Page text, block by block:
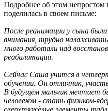
Подробнее об этом непростом
поделилась в своем письме:
После реанимации у сына
внимания, трудно
много работали над
реабилитации.
Сейчас Саша учится в
обучении. Он отличник,
В будущем мальчик мечтает
человеком - стать физиком-
сверхтяжёлые элементы